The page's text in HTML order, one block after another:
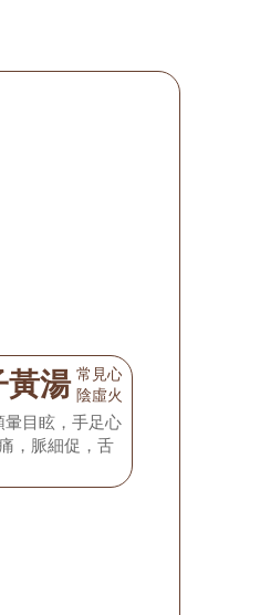
黃湯 常見心律失常
陰虛火旺
目眩，手足心
，脈細促，舌